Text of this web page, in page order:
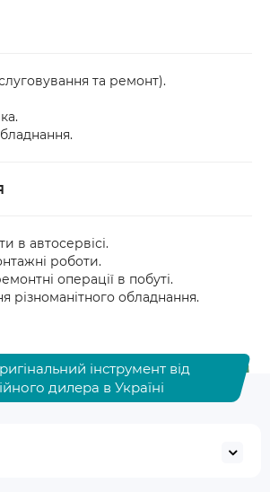
та ремонт).
в автосервісі.
роботи.
операції в побуті.
різноманітного обладнання.
інструмент від
дилера в Україні